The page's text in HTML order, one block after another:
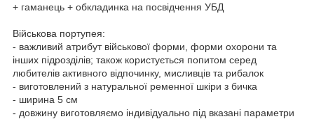
+ гаманець + обкладинка на посвідчення УБД
Військова портупея:
- важливий атрибут військової форми, форми охорони та
інших підрозділів; також користується попитом серед
любителів активного відпочинку, мисливців та рибалок
- виготовлений з натуральної ременної шкіри з бичка
- ширина 5 см
- довжину виготовляємо індивідуально під вказані параметри